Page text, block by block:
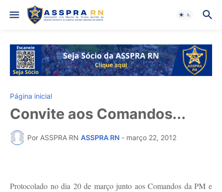
Página inicial
Convite aos Comandos...
Por ASSPRA RN ASSPRA RN - março 22, 2012
Protocolado no dia 20 de março junto aos Comandos da PM e